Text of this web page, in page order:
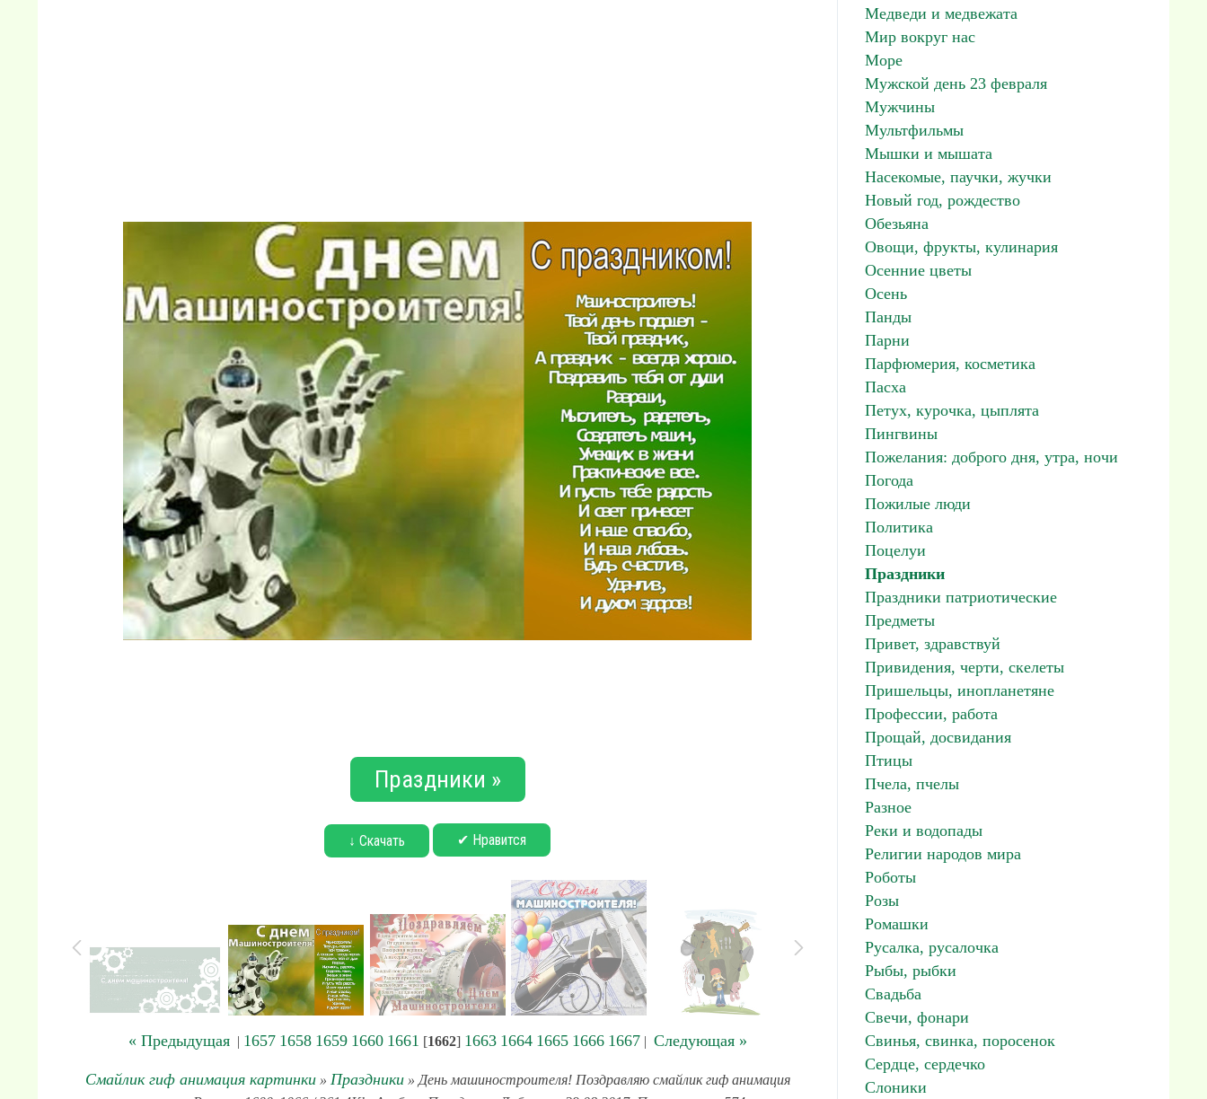
Праздники »
↓ Скачать ✔ Нравится
« Предыдущая| 1657 1658 1659 1660 1661 [1662] 1663 1664 1665 1666 1667| Следующая »
Смайлик гиф анимация картинки» Праздники» День машиностроителя! Поздравляю смайлик гиф анимация
Медведи и медвежата
Мир вокруг нас
Море
Мужской день 23 февраля
Мужчины
Мультфильмы
Мышки и мышата
Насекомые, паучки, жучки
Новый год, рождество
Обезьяна
Овощи, фрукты, кулинария
Осенние цветы
Осень
Панды
Парни
Парфюмерия, косметика
Пасха
Петух, курочка, цыплята
Пингвины
Пожелания: доброго дня, утра, ночи
Погода
Пожилые люди
Политика
Поцелуи
Праздники
Праздники патриотические
Предметы
Привет, здравствуй
Привидения, черти, скелеты
Пришельцы, инопланетяне
Профессии, работа
Прощай, досвидания
Птицы
Пчела, пчелы
Разное
Реки и водопады
Религии народов мира
Роботы
Розы
Ромашки
Русалка, русалочка
Рыбы, рыбки
Свадьба
Свечи, фонари
Свинья, свинка, поросенок
Сердце, сердечко
Слоники